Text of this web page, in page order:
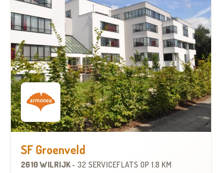
SF Groenveld
2610 WILRIJK- 32 SERVICEFLATS OP 1.8 KM